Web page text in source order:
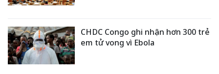
CHDC Congo ghi nhận hơn 300 trẻ
em tử vong vì Ebola